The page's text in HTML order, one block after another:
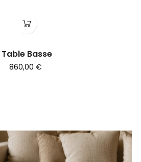
Table Basse
860,00 €